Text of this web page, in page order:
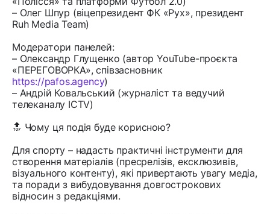
– Олег Шпур (віцепрезидент ФК «Рух», президент
Ruh Media Team)
Модератори панелей:
– Олександр Глущенко (автор YouTube-проєкта
«ПЕРЕГОВОРКА», співзасновник
https://pafos.agency)
– Андрій Ковальський (журналіст та ведучий
телеканалу ICTV)
🔝 Чому ця подія буде корисною?
Для спорту – надасть практичні інструменти для
створення матеріалів (пресрелізів, ексклюзивів,
візуального контенту), які привертають увагу медіа,
та поради з вибудовування довгострокових
відносин з редакціями.